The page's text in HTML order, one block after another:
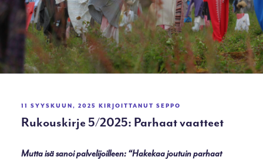
JULKAISTU
11 SYYSKUUN, 2025 KIRJOITTANUT SEPPO
Rukouskirje 5/2025: Parhaat vaatteet
Mutta isä sanoi palvelijoilleen: “Hakekaa joutuin parhaat